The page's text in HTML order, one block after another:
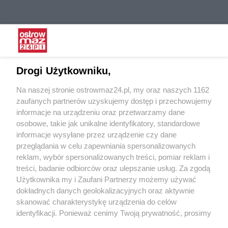
Drogi Użytkowniku,
Na naszej stronie ostrowmaz24.pl, my oraz naszych 1162
zaufanych partnerów uzyskujemy dostęp i przechowujemy
informacje na urządzeniu oraz przetwarzamy dane
osobowe, takie jak unikalne identyfikatory, standardowe
informacje wysyłane przez urządzenie czy dane
przeglądania w celu zapewniania spersonalizowanych
reklam, wybór spersonalizowanych treści, pomiar reklam i
treści, badanie odbiorców oraz ulepszanie usług. Za zgodą
Użytkownika my i Zaufani Partnerzy możemy używać
dokładnych danych geolokalizacyjnych oraz aktywnie
skanować charakterystykę urządzenia do celów
identyfikacji. Ponieważ cenimy Twoją prywatność, prosimy